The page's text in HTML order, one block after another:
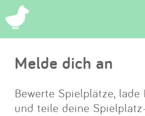
Suchen
Eintragen
Melde dich an
Bewerte Spielplätze, lade
und teile deine